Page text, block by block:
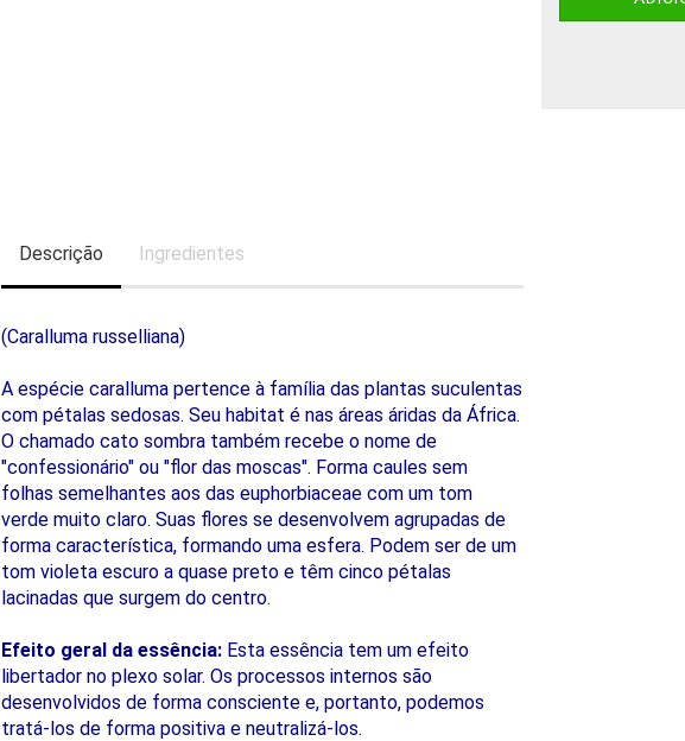
Descrição Ingredientes
(Caralluma russelliana)
A espécie caralluma pertence à família das plantas suculentas
com pétalas sedosas. Seu habitat é nas áreas áridas da África.
O chamado cato sombra também recebe o nome de
"confessionário" ou "flor das moscas". Forma caules sem
folhas semelhantes aos das euphorbiaceae com um tom
verde muito claro. Suas flores se desenvolvem agrupadas de
forma característica, formando uma esfera. Podem ser de um
tom violeta escuro a quase preto e têm cinco pétalas
lacinadas que surgem do centro.
Efeito geral da essência: Esta essência tem um efeito
libertador no plexo solar. Os processos internos são
desenvolvidos de forma consciente e, portanto, podemos
tratá-los de forma positiva e neutralizá-los.